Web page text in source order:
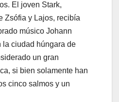
El joven Stark,
Zsófia y Lajos, recibía
músico Johann
la ciudad húngara de
un gran
si bien solamente han
cinco salmos y un